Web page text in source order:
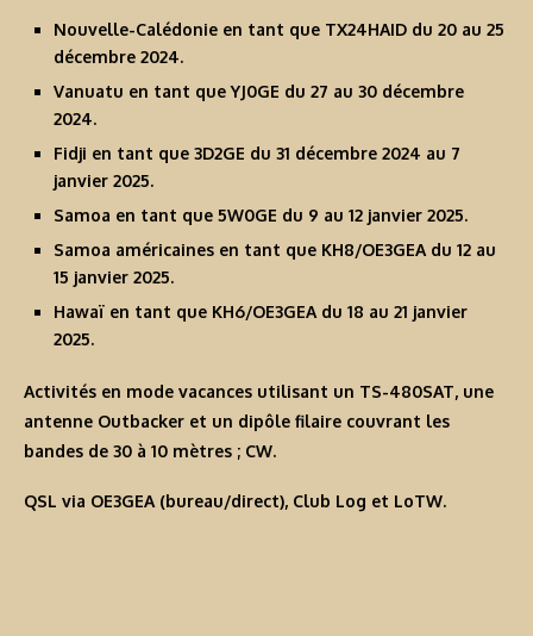
Nouvelle-Calédonie en tant que TX24HAID du 20 au 25
décembre 2024.
Vanuatu en tant queYJ0GE du 27 au 30 décembre
2024.
Fidji en tant que 3D2GE du 31 décembre 2024 au 7
janvier 2025.
Samoa en tant que 5W0GE du 9 au 12 janvier 2025.
Samoa américaines en tant que KH8/OE3GEA du 12 au
15 janvier 2025.
Hawaï en tant que KH6/OE3GEA du 18 au 21 janvier
2025.
Activités en mode vacances utilisant un TS-480SAT, une
antenne Outbacker et un dipôle filaire couvrant les
bandes de 30 à 10 mètres ; CW.
QSL via OE3GEA (bureau/direct), Club Log et LoTW.